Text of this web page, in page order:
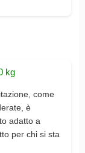
kg
come
è
adatto a
per chi si sta